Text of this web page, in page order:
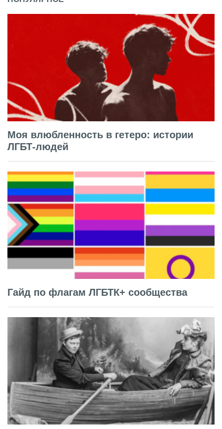
Моя влюбленность в гетеро: истории
ЛГБТ-людей
Гайд по флагам ЛГБТК+ сообщества